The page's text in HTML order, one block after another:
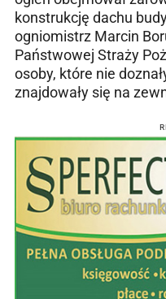
konstrukcję dachu
ogniomistrz Marcin
Państwowej Straży
osoby, które nie
znajdowały się na